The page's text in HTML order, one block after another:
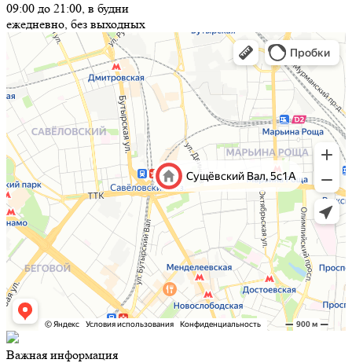
09:00 до 21:00, в будни
ежедневно, без выходных
Важная информация